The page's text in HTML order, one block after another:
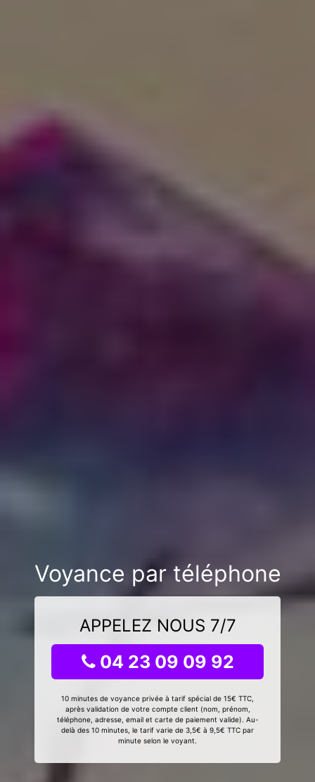
Voyance par téléphone
APPELEZ NOUS 7/7
04 23 09 09 92
10 minutes de voyance privée à tarif spécial de 15€ TTC,
après validation de votre compte client (nom, prénom,
téléphone, adresse, email et carte de paiement valide). Au-
delà des 10 minutes, le tarif varie de 3,5€ à 9,5€ TTC par
minute selon le voyant.